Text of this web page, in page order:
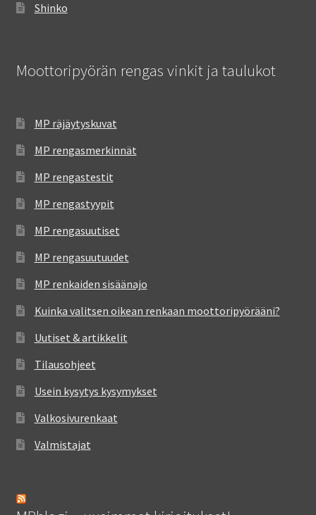
Shinko
Moottoripyörän rengas vinkit ja taulukot
MP räjäytyskuvat
MP rengasmerkinnät
MP rengastestit
MP rengastyypit
MP rengasuutiset
MP rengasuutuudet
MP renkaiden sisäänajo
Kuinka valitsen oikean renkaan moottoripyörääni?
Uutiset & artikkelit
Tilausohjeet
Usein kysytys kysymykset
Valkosivurenkaat
Valmistajat